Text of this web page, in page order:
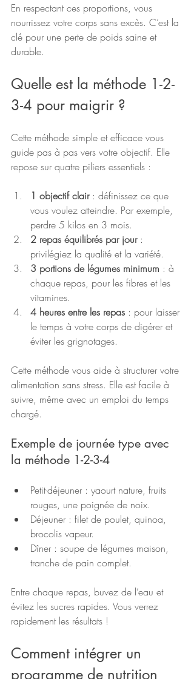
En respectant ces proportions, vous
nourrissez votre corps sans excès. C’est la
clé pour une perte de poids saine et
durable.
Quelle est la méthode 1-2-
3-4 pour maigrir ?
Cette méthode simple et efficace vous
guide pas à pas vers votre objectif. Elle
repose sur quatre piliers essentiels :
1 objectif clair : définissez ce que
vous voulez atteindre. Par exemple,
perdre 5 kilos en 3 mois.
2 repas équilibrés par jour :
privilégiez la qualité et la variété.
3 portions de légumes minimum : à
chaque repas, pour les fibres et les
vitamines.
4 heures entre les repas : pour laisser
le temps à votre corps de digérer et
éviter les grignotages.
Cette méthode vous aide à structurer votre
alimentation sans stress. Elle est facile à
suivre, même avec un emploi du temps
chargé.
Exemple de journée type avec
la méthode 1-2-3-4
Petit-déjeuner : yaourt nature, fruits
rouges, une poignée de noix.
Déjeuner : filet de poulet, quinoa,
brocolis vapeur.
Dîner : soupe de légumes maison,
tranche de pain complet.
Entre chaque repas, buvez de l’eau et
évitez les sucres rapides. Vous verrez
rapidement les résultats !
Comment intégrer un
programme de nutrition